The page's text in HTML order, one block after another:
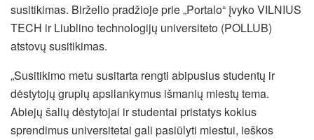
susitikimas. Birželio pradžioje prie „Portalo“ įvyko VILNIUS
TECH ir Liublino technologijų universiteto (POLLUB)
atstovų susitikimas.
„Susitikimo metu susitarta rengti abipusius studentų ir
dėstytojų grupių apsilankymus išmanių miestų tema.
Abiejų šalių dėstytojai ir studentai pristatys kokius
sprendimus universitetai gali pasiūlyti miestui, ieškos